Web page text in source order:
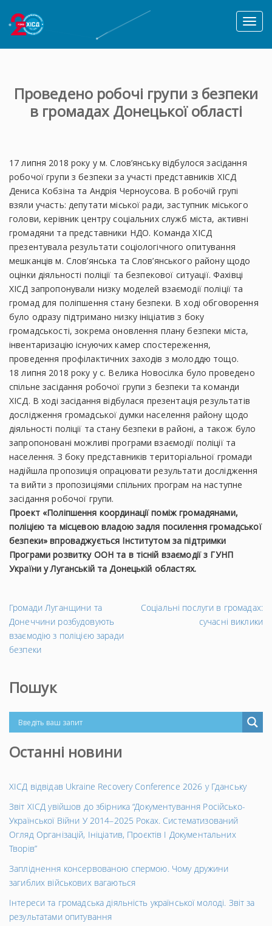
Toggle
Проведено робочі групи з безпеки
в громадах Донецької області
17 липня 2018 року у м. Слов’янську відбулося засідання
робочої групи з безпеки за участі представників ХІСД
Дениса Кобзіна та Андрія Черноусова. В робочій групі
взяли участь: депутати міської ради, заступник міського
голови, керівник центру соціальних служб міста, активні
громадяни та представники НДО. Команда ХІСД
презентувала результати соціологічного опитування
мешканців м. Слов’янська та Слов’янського району щодо
оцінки діяльності поліції та безпекової ситуації. Фахівці
ХІСД запропонували низку моделей взаємодії поліції та
громад для поліпшення стану безпеки. В ході обговорення
було одразу підтримано низку ініціатив з боку
громадськості, зокрема оновлення плану безпеки міста,
інвентаризацію існуючих камер спостереження,
проведення профілактичних заходів з молоддю тощо.
18 липня 2018 року у с. Велика Новосілка було проведено
спільне засідання робочої групи з безпеки та команди
ХІСД. В ході засідання відбулася презентація результатів
дослідження громадської думки населення району щодо
діяльності поліції та стану безпеки в районі, а також було
запропоновані можливі програми взаємодії поліції та
населення. З боку представників територіальної громади
надійшла пропозиція опрацювати результати дослідження
та вийти з пропозиціями спільних програм на наступне
засідання робочої групи.
Проект «Поліпшення координації поміж громадянами,
поліцією та місцевою владою задля посилення громадської
безпеки» впроваджується Інститутом за підтримки
Програми розвитку ООН та в тісній взаємодії з ГУНП
України у Луганській та Донецькій областях.
←
Попередній
запис
Громади Луганщини та
Донеччини розбудовують
взаємодію з поліцією заради
безпеки
Соціальні послуги в громадах:
сучасні виклики
Пошук
Останні новини
ХІСД відвідав Ukraine Recovery Conference 2026 у Гданську
Звіт ХІСД увійшов до збірника “Документування Російсько-
Української Війни У 2014–2025 Роках. Систематизований
Огляд Організацій, Ініціатив, Проєктів І Документальних
Творів”
Запліднення консервованою спермою. Чому дружини
загиблих військових вагаються
Інтереси та громадська діяльність української молоді. Звіт за
результатами опитування